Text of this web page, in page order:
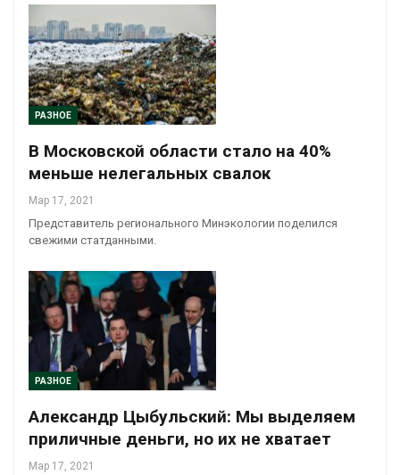
РАЗНОЕ
В Московской области стало на 40%
меньше нелегальных свалок
Мар 17, 2021
Представитель регионального Минэкологии поделился
свежими статданными.
РАЗНОЕ
Александр Цыбульский: Мы выделяем
приличные деньги, но их не хватает
Мар 17, 2021